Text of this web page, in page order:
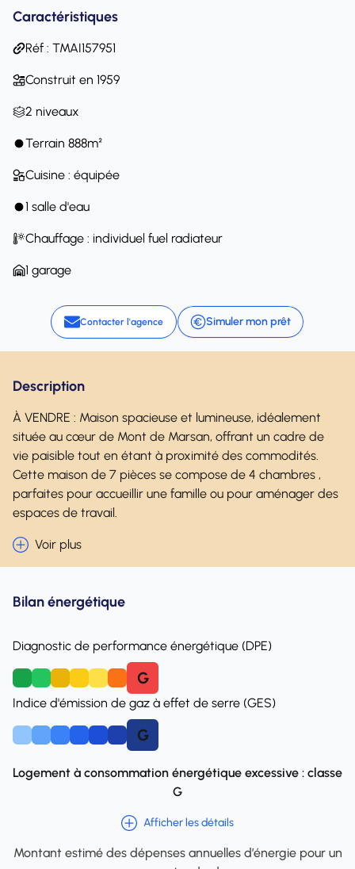
Caractéristiques
Réf : TMAI157951
Construit en 1959
2 niveaux
Terrain 888m²
Cuisine : équipée
1 salle d'eau
Chauffage : individuel fuel radiateur
1 garage
Contacter l'agence Simuler mon prêt
Description
À VENDRE : Maison spacieuse et lumineuse, idéalement
située au cœur de Mont de Marsan, offrant un cadre de
vie paisible tout en étant à proximité des commodités.
Cette maison de 7 pièces se compose de 4 chambres ,
parfaites pour accueillir une famille ou pour aménager des
espaces de travail.
Voir plus
Bilan énergétique
Diagnostic de performance énergétique (DPE)
G
Indice d'émission de gaz à effet de serre (GES)
G
Logement à consommation énergétique excessive : classe
G
Afficher les détails
Montant estimé des dépenses annuelles d’énergie pour un